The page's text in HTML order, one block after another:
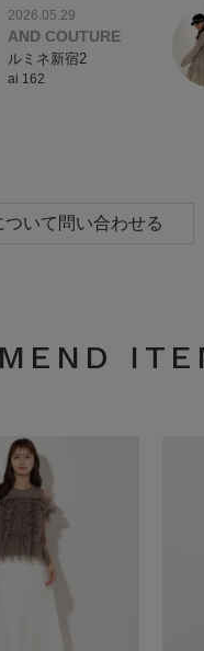
2026.05.29
AND COUTURE
ルミネ新宿2
ai 162
ついて問い合わせる